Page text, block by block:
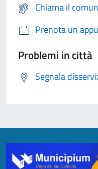
Chiama il
Prenota un
Problemi in città
Segnala